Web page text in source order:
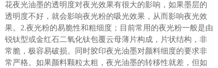
花夜光油墨的透明度对夜光效果有很大的影响，如果墨层的
透明度不好，就会影响夜光粉的吸光效果，从而影响夜光效
果。2.夜光粉的易脆性和粗细度；目前常用的夜光粉一般是由
锐钛型或金红石二氧化钛包覆云母薄片构成，片状结构，非
常脆，极容易破损。同时胶印夜光油墨对颜料细度的要求非
常严格。如果颜料颗粒太粗，夜光油墨的转移性就差，但如